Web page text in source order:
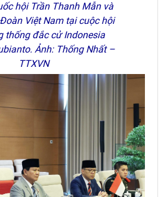
hội Trần Thanh Mẫn và
Việt Nam tại cuộc hội
thống đắc cử Indonesia
Ảnh: Thống Nhất –
TTXVN